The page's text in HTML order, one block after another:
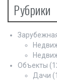
Рубрики
Объекты
Дачи